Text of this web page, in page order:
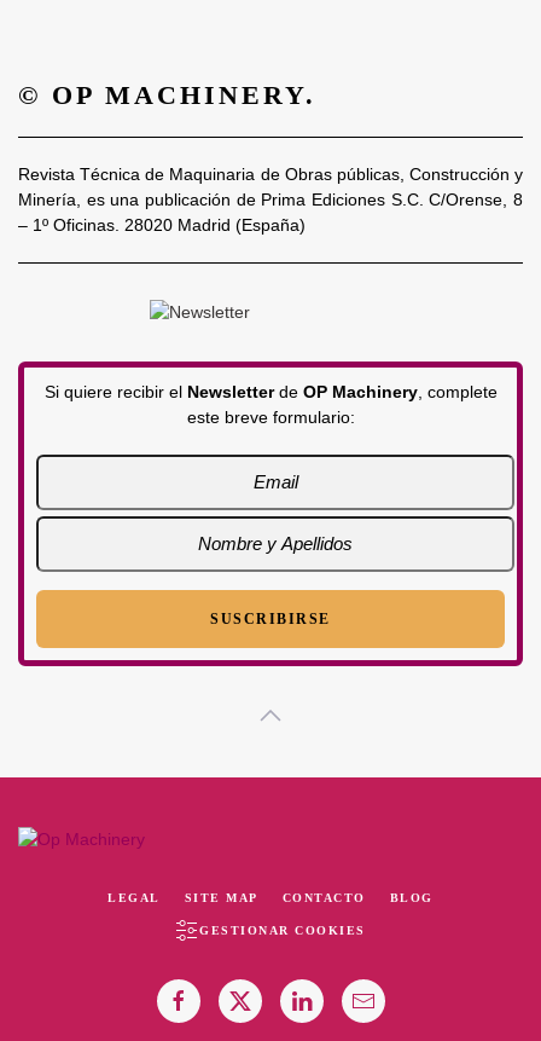
© OP MACHINERY.
Revista Técnica de Maquinaria de Obras públicas, Construcción y
Minería, es una publicación de Prima Ediciones S.C. C/Orense, 8
– 1º Oficinas. 28020 Madrid (España)
Si quiere recibir el Newsletterde OP Machinery, complete
este breve formulario:
LEGAL SITE MAP CONTACTO BLOG
GESTIONAR COOKIES